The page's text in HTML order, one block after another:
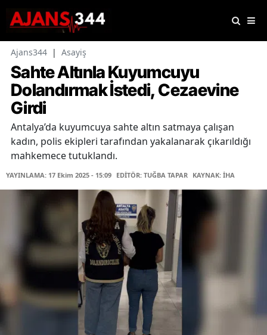
Ajans344 | Asayiş
Sahte Altınla Kuyumcuyu
Dolandırmak İstedi, Cezaevine
Girdi
Antalya’da kuyumcuya sahte altın satmaya çalışan
kadın, polis ekipleri tarafından yakalanarak çıkarıldığı
mahkemece tutuklandı.
YAYINLAMA: 17 Ekim 2025 - 15:09 EDİTÖR: TUĞBA TAPAR KAYNAK: İHA